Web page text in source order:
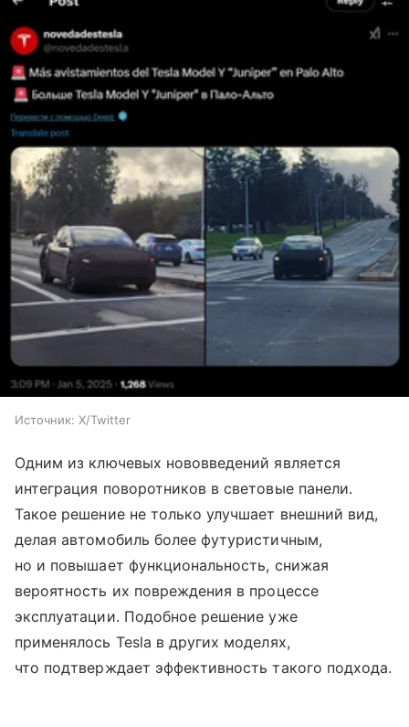
Источник: X/Twitter
Одним из ключевых нововведений является
интеграция поворотников в световые панели.
Такое решение не только улучшает внешний вид,
делая автомобиль более футуристичным,
но и повышает функциональность, снижая
вероятность их повреждения в процессе
эксплуатации. Подобное решение уже
применялось Tesla в других моделях,
что подтверждает эффективность такого подхода.